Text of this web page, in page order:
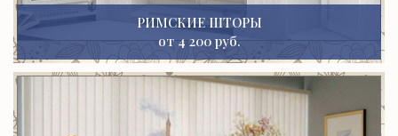
РИМСКИЕ ШТОРЫ
от 4 200 руб.